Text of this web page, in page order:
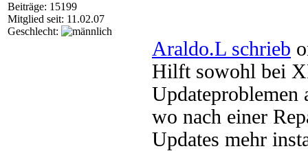
Beiträge: 15199
Mitglied seit: 11.02.07
Geschlecht:
Araldo.L schrieb
Hilft sowohl bei
Updateproblemen
wo nach einer
Updates mehr